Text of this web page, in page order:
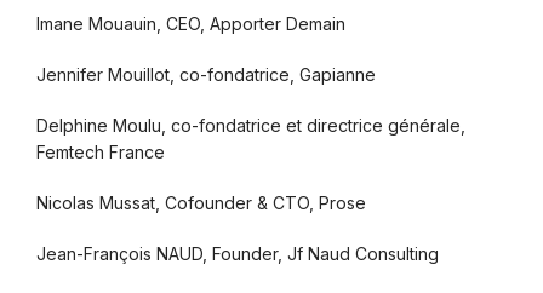
Imane Mouauin, CEO, Apporter Demain
Jennifer Mouillot, co-fondatrice, Gapianne
Delphine Moulu, co-fondatrice et directrice générale,
Femtech France
Nicolas Mussat, Cofounder & CTO, Prose
Jean-François NAUD, Founder, Jf Naud Consulting